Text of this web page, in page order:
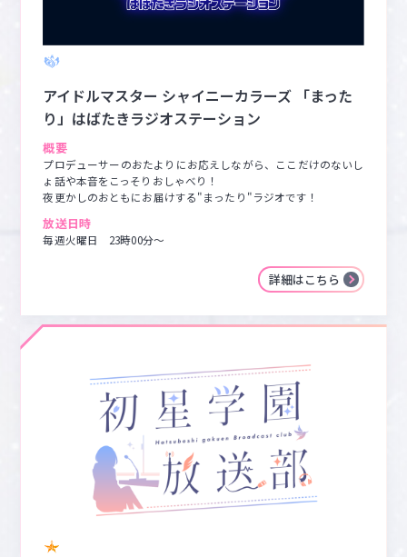
アイドルマスター シャイニーカラーズ 「まった
り」はばたきラジオステーション
概要
プロデューサーのおたよりにお応えしながら、ここだけのないし
ょ話や本音をこっそりおしゃべり！
夜更かしのおともにお届けする"まったり"ラジオです！
放送日時
毎週火曜日　23時00分～
詳細はこちら